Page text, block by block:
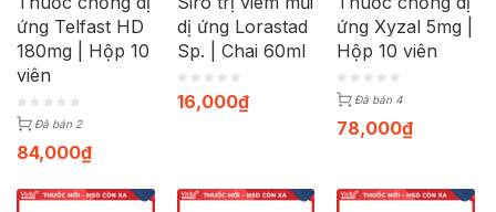
ứng Telfast HD
180mg | Hộp 10
viên
Đã bán 2
84,000₫
dị ứng Lorastad
Sp. | Chai 60ml
16,000₫
ứng Xyzal 5mg |
Hộp 10 viên
Đã bán 4
78,000₫